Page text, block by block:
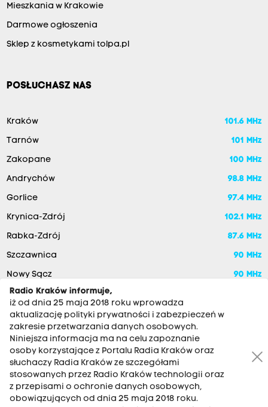
Mieszkania w Krakowie
Darmowe ogłoszenia
Sklep z kosmetykami tolpa.pl
POSŁUCHASZ NAS
Kraków 101.6 MHz
Tarnów 101 MHz
Zakopane 100 MHz
Andrychów 98.8 MHz
Gorlice 97.4 MHz
Krynica-Zdrój 102.1 MHz
Rabka-Zdrój 87.6 MHz
Szczawnica 90 MHz
Nowy Sącz 90 MHz
RADIO KRAKÓW SA. Aleja Juliusza Słowackiego 22, 30-007
Kraków
Radio Kraków informuje,
iż od dnia 25 maja 2018 roku wprowadza
aktualizację polityki prywatności i zabezpieczeń w
zakresie przetwarzania danych osobowych.
Niniejsza informacja ma na celu zapoznanie
osoby korzystające z Portalu Radia Kraków oraz
słuchaczy Radia Kraków ze szczegółami
stosowanych przez Radio Kraków technologii oraz
z przepisami o ochronie danych osobowych,
obowiązujących od dnia 25 maja 2018 roku.